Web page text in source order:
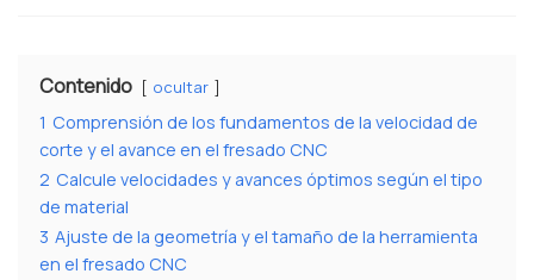
Contenido ocultar
1 Comprensión de los fundamentos de la velocidad de
corte y el avance en el fresado CNC
2 Calcule velocidades y avances óptimos según el tipo
de material
3 Ajuste de la geometría y el tamaño de la herramienta
en el fresado CNC